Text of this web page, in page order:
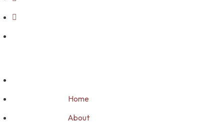
Home
About